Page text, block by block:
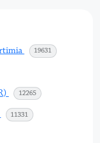
19631acessos
12265acessos
11331 acessos